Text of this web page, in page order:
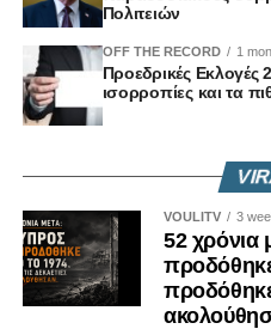
Οικολόγων.
Η απόφαση αυτή δεν είναι
Είναι μήνυμα.
Μήνυμα ότι η ιστορική μνήμη
Μήνυμα ότι η αλήθεια δεν
σε συμβολικές αναφορές.
Μήνυμα ότι τα εγκλήματα
Πολιτειών
OFF THE RECORD 1
Προεδρικές
ισορροπίες και τα
VOULITV 3
52 χρόνια
προδόθηκε